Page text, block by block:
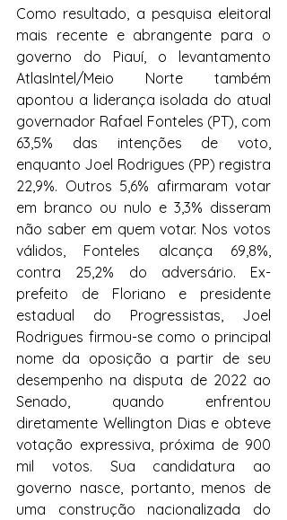
Como resultado, a pesquisa eleitoral
mais recente e abrangente para o
governo do Piauí, o levantamento
AtlasIntel/Meio Norte também
apontou a liderança isolada do atual
governador Rafael Fonteles (PT), com
63,5% das intenções de voto,
enquanto Joel Rodrigues (PP) registra
22,9%. Outros 5,6% afirmaram votar
em branco ou nulo e 3,3% disseram
não saber em quem votar. Nos votos
válidos, Fonteles alcança 69,8%,
contra 25,2% do adversário. Ex-
prefeito de Floriano e presidente
estadual do Progressistas, Joel
Rodrigues firmou-se como o principal
nome da oposição a partir de seu
desempenho na disputa de 2022 ao
Senado, quando enfrentou
diretamente Wellington Dias e obteve
votação expressiva, próxima de 900
mil votos. Sua candidatura ao
governo nasce, portanto, menos de
uma construção nacionalizada do